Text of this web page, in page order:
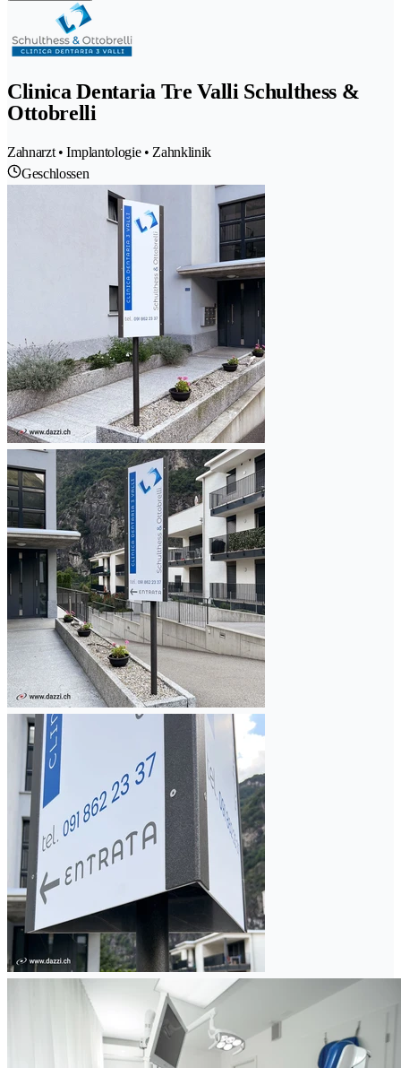
Clinica Dentaria Tre Valli Schulthess &
Ottobrelli
Zahnarzt • Implantologie • Zahnklinik
Geschlossen